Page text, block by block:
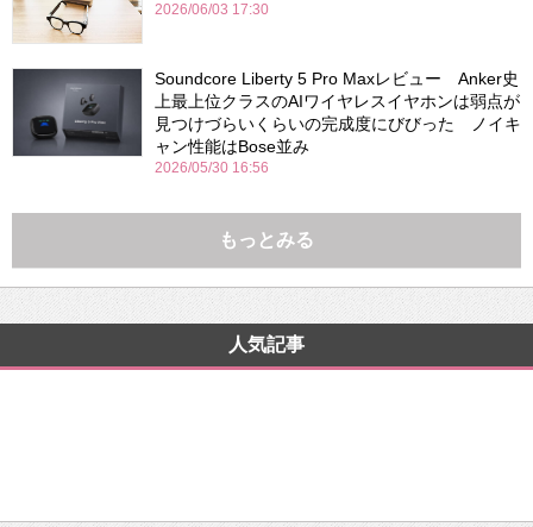
2026/06/03 17:30
Soundcore Liberty 5 Pro Maxレビュー Anker史
上最上位クラスのAIワイヤレスイヤホンは弱点が
見つけづらいくらいの完成度にびびった ノイキ
ャン性能はBose並み
2026/05/30 16:56
もっとみる
人気記事